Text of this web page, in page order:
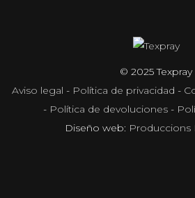
© 2025 Texpray
Aviso legal - Política de privacidad -
- Política de devoluciones -
Diseño web: Produccions